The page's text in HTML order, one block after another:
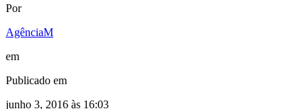
Por
AgênciaM
em
Publicado em
junho 3, 2016 às 16:03